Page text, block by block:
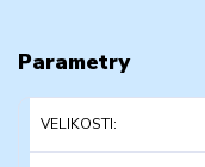
Parametry
VELIKOSTI